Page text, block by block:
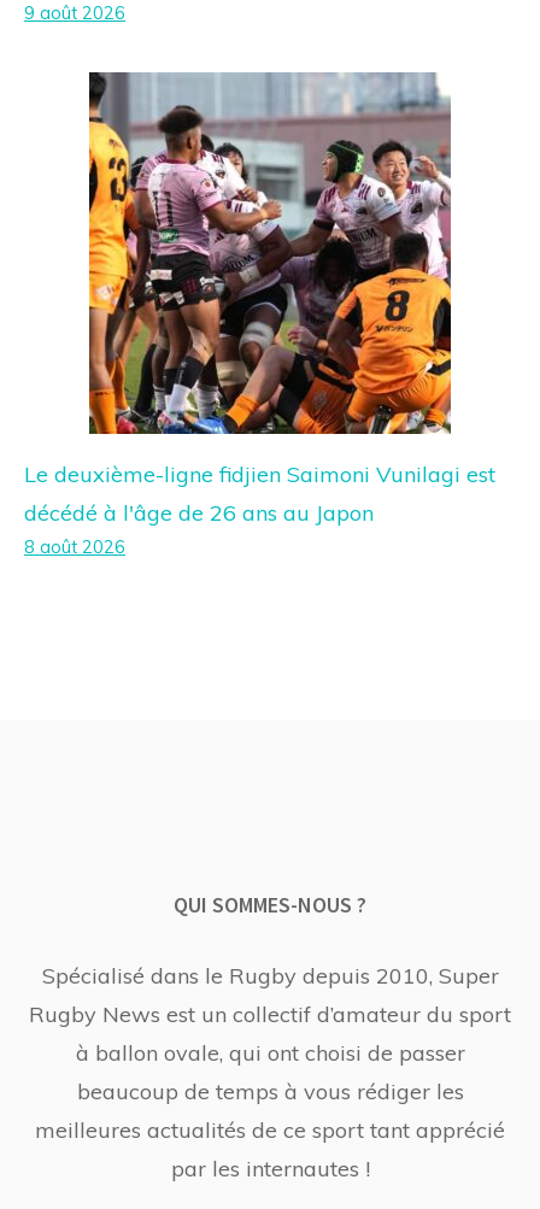
9 août 2026
Le deuxième-ligne fidjien Saimoni Vunilagi est
décédé à l'âge de 26 ans au Japon
8 août 2026
QUI SOMMES-NOUS ?
Spécialisé dans le Rugby depuis 2010, Super
Rugby News est un collectif d’amateur du sport
à ballon ovale, qui ont choisi de passer
beaucoup de temps à vous rédiger les
meilleures actualités de ce sport tant apprécié
par les internautes !